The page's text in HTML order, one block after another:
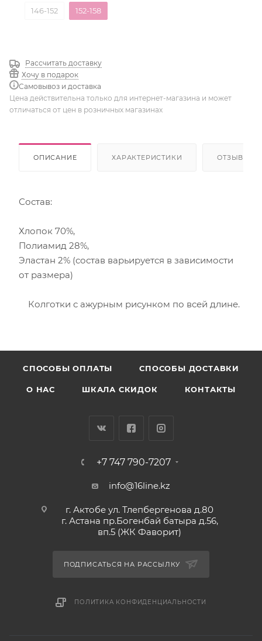
146-152
152-158
Рассчитать доставку
Хочу в подарок
Самовывоз и доставка
Цена действительна только для интернет-магазина и может
отличаться от цен в розничных магазинах
ОПИСАНИЕ ХАРАКТЕРИСТИКИ ОТЗЫВЫ
Состав:
Хлопок 70%,
Полиамид 28%,
Эластан 2% (состав варьируется в зависимости
от размера)
Колготки с ажурным рисунком по всей длине.
CПОСОБЫ ОПЛАТЫ СПОСОБЫ ДОСТАВКИ
О НАС ШКАЛА СКИДОК КОНТАКТЫ
+7 747 790-7207
info@16line.kz
г. Актобе ул. Тлепбергенова д.80
г. Астана пр.Богенбай батыра д.56,
вп.5 (ЖК Фаворит)
ПОДПИСАТЬСЯ НА РАССЫЛКУ
ПОЛИТИКА КОНФИДЕНЦИАЛЬНОСТИ